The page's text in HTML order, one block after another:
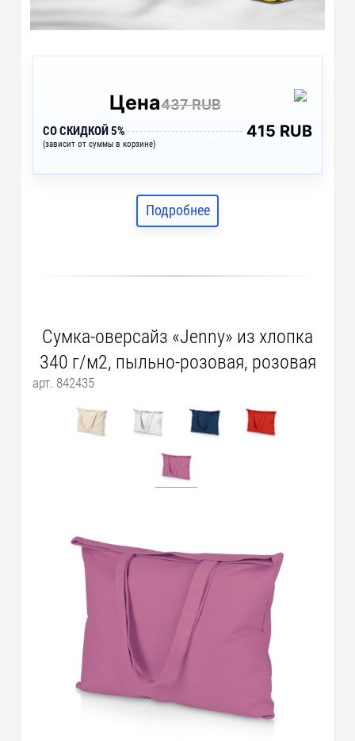
Цена437 RUB
СО СКИДКОЙ 5%
(зависит от суммы в корзине)
415 RUB
Подробнее
Сумка-оверсайз «Jenny» из хлопка
340 г/м2, пыльно-розовая, розовая
арт. 842435